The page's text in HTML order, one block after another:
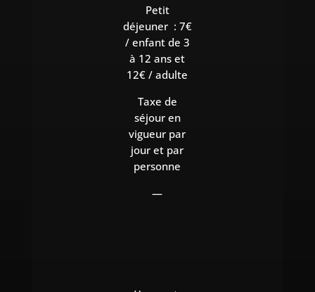
Petit
déjeuner : 7€
/ enfant de 3
à 12 ans et
12€ / adulte
Taxe de
séjour en
vigueur par
jour et par
personne
—